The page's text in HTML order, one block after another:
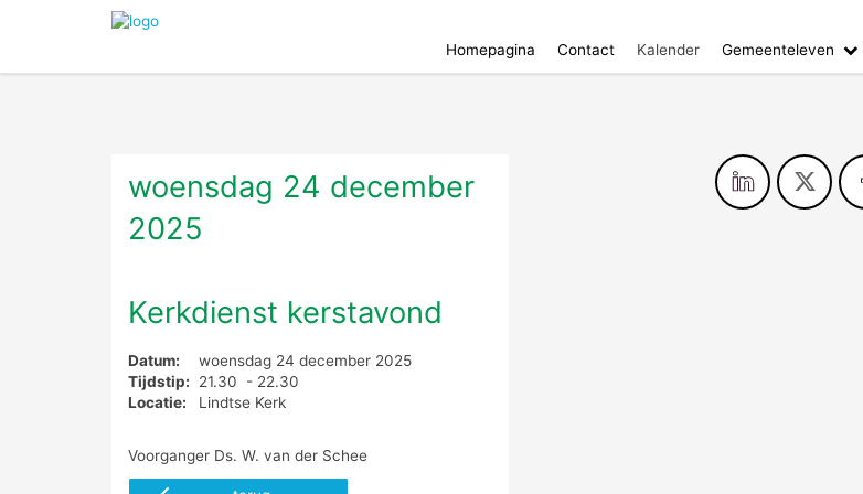
Homepagina Contact Kalender Gemeenteleven
woensdag 24 december
2025
Kerkdienst kerstavond
Datum:
woensdag 24 december 2025
Tijdstip:
21.30 - 22.30
Locatie:
Lindtse Kerk
Voorganger Ds. W. van der Schee